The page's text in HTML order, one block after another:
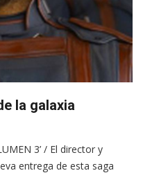
la galaxia
3’ / El director y
entrega de esta saga